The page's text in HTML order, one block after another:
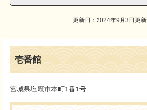
更新日：2024年9月3日更新
壱番館
宮城県塩竈市本町1番1号